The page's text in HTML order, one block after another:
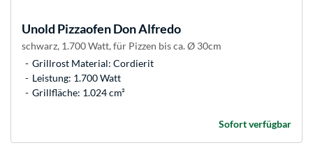
Unold Pizzaofen Don Alfredo
schwarz, 1.700 Watt, für Pizzen bis ca. Ø 30cm
Grillrost Material: Cordierit
Leistung: 1.700 Watt
Grillfläche: 1.024 cm²
Sofort verfügbar